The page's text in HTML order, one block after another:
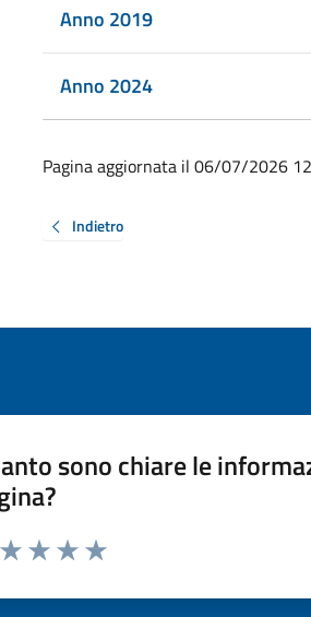
Anno 2019
Anno 2024
Pagina aggiornata il 06/07/2026
Indietro
sono chiare le
da 1 a 5 stelle la pagina